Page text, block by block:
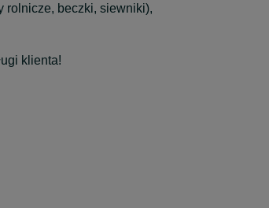
rolnicze, beczki, siewniki),
klienta!